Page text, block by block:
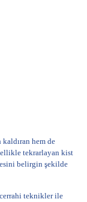
hem de
tekrarlayan kist
belirgin şekilde
teknikler ile